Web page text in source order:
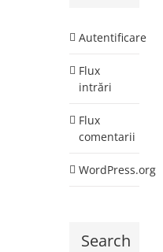
Autentificare
Flux
intrări
Flux
comentarii
WordPress.org
Search